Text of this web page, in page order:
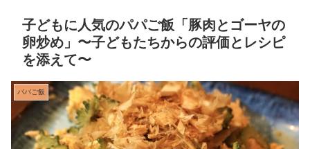
子どもに人気のパパご飯「豚肉とゴーヤの
卵炒め」〜子どもたちからの評価とレシピ
を添えて〜
パパご飯